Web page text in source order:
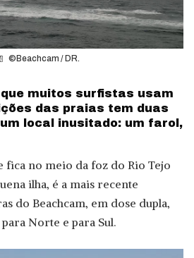
©Beachcam / DR.
muitos surfistas usam
das praias tem duas
local inusitado: um farol,
fica no meio da foz do Rio Tejo
ilha, é a mais recente
do Beachcam, em dose dupla,
Norte e para Sul.